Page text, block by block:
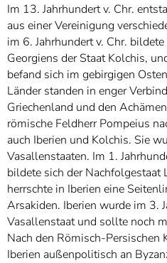
Im 13. Jahrhundert v. Chr.
aus einer Vereinigung
im 6. Jahrhundert v. Chr.
Georgiens der Staat Kolchis,
befand sich im gebirgigen
Länder standen in enger
Griechenland und den
römische Feldherr Pompeius
auch Iberien und Kolchis. Sie
Vasallenstaaten. Im 1.
bildete sich der
herrschte in Iberien eine
Arsakiden. Iberien wurde im 3.
Vasallenstaat und sollte noch
Nach den Römisch-Persischen
Iberien außenpolitisch an